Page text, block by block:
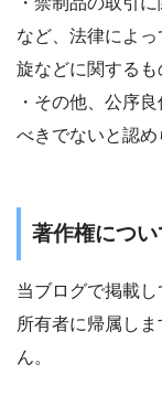
など、法律によ
旋などに関するも
・その他、公序
べきでないと認
著作権につい
当ブログで掲載
所有者に帰属し
ん。